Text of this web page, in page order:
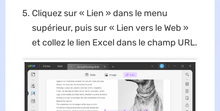
Cliquez sur « Lien » dans le menu
supérieur, puis sur « Lien vers le Web »
et collez le lien Excel dans le champ URL.